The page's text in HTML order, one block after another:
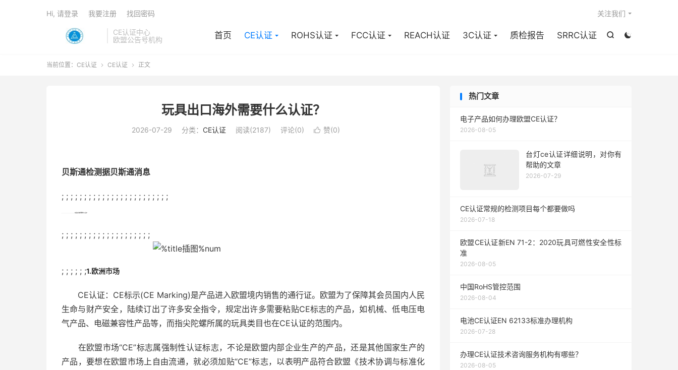
CE认证中心
欧盟公告号机构


首页 CE认证 ROHS认证 FCC认证 REACH认证 3C认证 质检报告 SRRC认证
关注我们
Hi, 请登录 我要注册 找回密码
当前位置： CE认证  CE认证  正文
玩具出口海外需要什么认证？
2026-07-29 分类： CE认证 阅读(2187) 评论(0)  赞(0)
贝斯通检测据贝斯通消息
; ; ; ; ; ; ; ; ; ; ; ; ; ; ; ; ; ; ; ; ; ; ; ;
; ; ; ; ; ; ; ; ; ; ; ; ; ; ; ; ; ; ; ;
; ; ; ; ; ;1.欧洲市场
CE认证：CE标示(CE Marking)是产品进入欧盟境内销售的通行证。欧盟为了保障其会员国内人民
生命与财产安全，陆续订出了许多安全指令，规定出许多需要粘贴CE标志的产品，如机械、低电压电
气产品、电磁兼容性产品等，而指尖陀螺所属的玩具类目也在CE认证的范围内。
在欧盟市场“CE”标志属强制性认证标志，不论是欧盟内部企业生产的产品，还是其他国家生产的
产品，要想在欧盟市场上自由流通，就必须加贴“CE”标志，以表明产品符合欧盟《技术协调与标准化
热门文章
电子产品如何办理欧盟CE认证？
2026-08-05
台灯ce认证详细说明，对你有
帮助的文章
2026-07-29
CE认证常规的检测项目每个都要做吗
2026-07-18
欧盟CE认证新EN 71-2：2020玩具可燃性安全性标
准
2026-08-05
中国RoHS管控范围
2026-08-04
电池CE认证EN 62133标准办理机构
2026-07-28
办理CE认证技术咨询服务机构有哪些？
2026-08-05